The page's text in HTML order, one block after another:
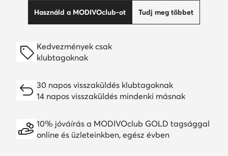
Használd a MODIVOclub-ot Tudj meg többet
Kedvezmények csak
klubtagoknak
30 napos visszaküldés klubtagoknak
14 napos visszaküldés mindenki másnak
10% jóváírás a MODIVOclub GOLD tagsággal
online és üzleteinkben, egész évben